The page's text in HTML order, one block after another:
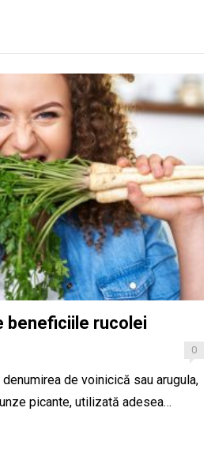
beneficiile rucolei
0
de voinicică sau arugula,
picante, utilizată adesea…